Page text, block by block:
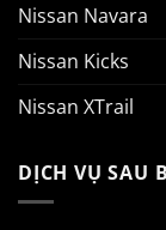
Nissan Navara
Nissan Kicks
Nissan XTrail
DỊCH VỤ SAU